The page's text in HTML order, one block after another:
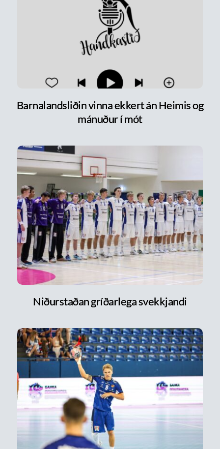
Barnalandsliðin vinna ekkert án Heimis og
mánuður í mót
Niðurstaðan gríðarlega svekkjandi